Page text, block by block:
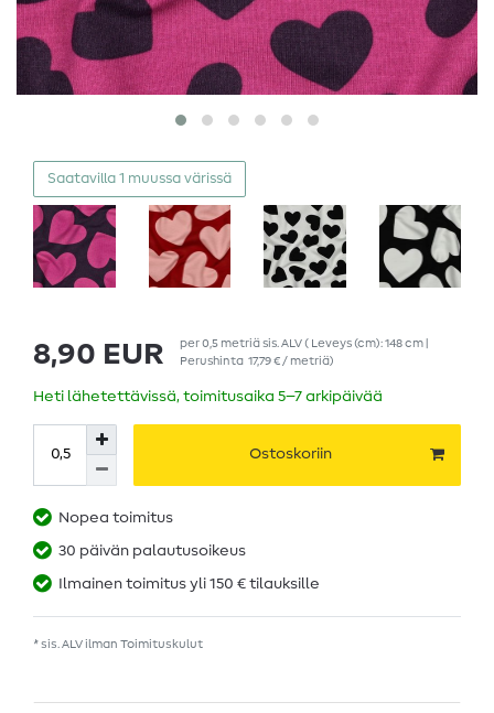
Saatavilla 1 muussa värissä
8,90 EUR per0,5 metriäsis. ALV( Leveys (cm): 148 cm |
Perushinta 17,79 € / metriä)
Heti lähetettävissä, toimitusaika 5–7 arkipäivää
Ostoskoriin
Nopea toimitus
30 päivän palautusoikeus
Ilmainen toimitus yli 150 € tilauksille
* sis. ALV ilman Toimituskulut